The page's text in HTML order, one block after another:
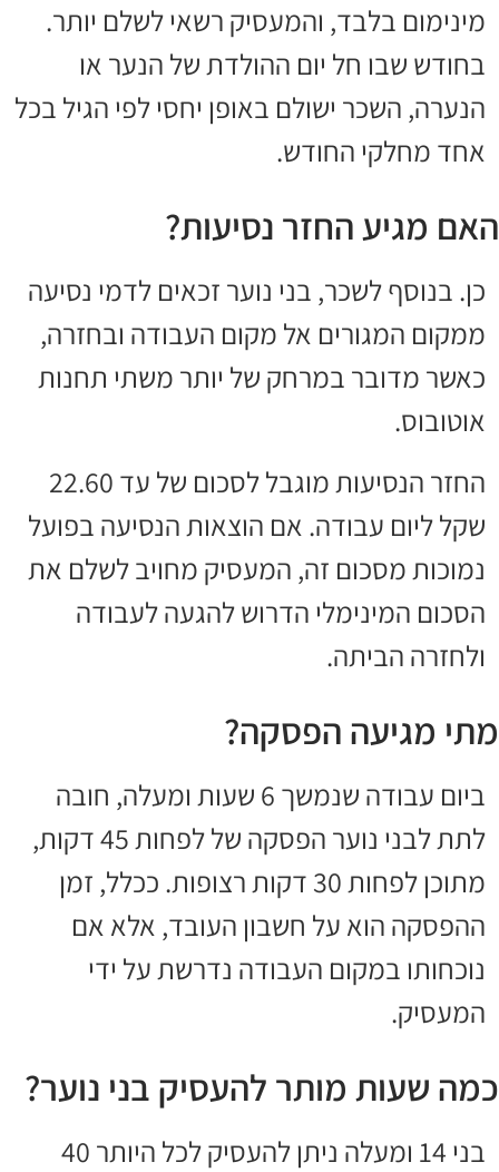
מינימום בלבד, והמעסיק רשאי לשלם יותר.
בחודש שבו חל יום ההולדת של הנער או
הנערה, השכר ישולם באופן יחסי לפי הגיל בכל
אחד מחלקי החודש.
האם מגיע החזר נסיעות?
כן. בנוסף לשכר, בני נוער זכאים לדמי נסיעה
ממקום המגורים אל מקום העבודה ובחזרה,
כאשר מדובר במרחק של יותר משתי תחנות
אוטובוס.
החזר הנסיעות מוגבל לסכום של עד 22.60
שקל ליום עבודה. אם הוצאות הנסיעה בפועל
נמוכות מסכום זה, המעסיק מחויב לשלם את
הסכום המינימלי הדרוש להגעה לעבודה
ולחזרה הביתה.
מתי מגיעה הפסקה?
ביום עבודה שנמשך 6 שעות ומעלה, חובה
לתת לבני נוער הפסקה של לפחות 45 דקות,
מתוכן לפחות 30 דקות רצופות. ככלל, זמן
ההפסקה הוא על חשבון העובד, אלא אם
נוכחותו במקום העבודה נדרשת על ידי
המעסיק.
כמה שעות מותר להעסיק בני נוער?
בני 14 ומעלה ניתן להעסיק לכל היותר 40